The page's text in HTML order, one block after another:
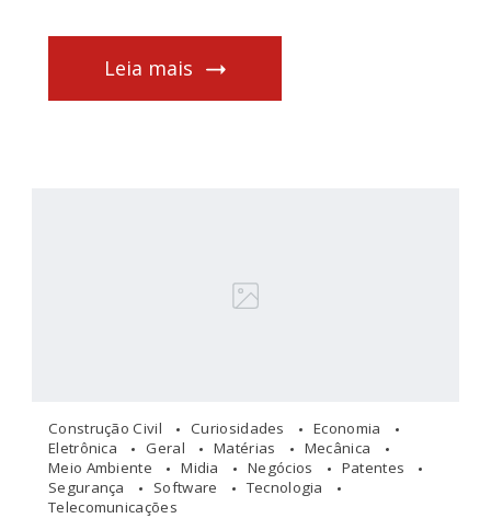
Leia mais
Construção Civil Curiosidades
Economia
Eletrônica
Geral Matérias
Mecânica
Meio Ambiente
Midia Negócios
Patentes
Segurança
Software
Tecnologia
Telecomunicações